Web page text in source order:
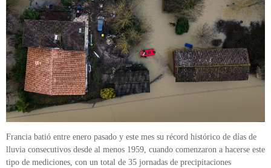
Francia batió entre enero pasado y este mes su récord histórico de días de
lluvia consecutivos desde al menos 1959, cuando comenzaron a hacerse este
tipo de mediciones, con un total de 35 jornadas de precipitaciones